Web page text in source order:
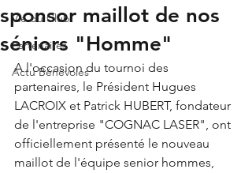
Vie du Club
Partenaires
Actu Bénévoles
sponsor maillot de nos
séniors "Homme"
A l'occasion du tournoi des
partenaires, le Président Hugues
LACROIX et Patrick HUBERT, fondateur
de l'entreprise "COGNAC LASER", ont
officiellement présenté le nouveau
maillot de l'équipe senior hommes,